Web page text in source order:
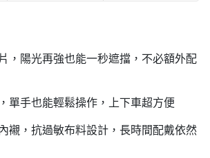
，陽光再強也能一秒遮擋，不必額外配
單手也能輕鬆操作，上下車超方便
襯，抗過敏布料設計，長時間配戴依然